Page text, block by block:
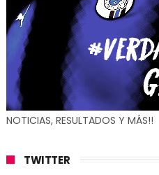
NOTICIAS, RESULTADOS Y MÁS!!
TWITTER